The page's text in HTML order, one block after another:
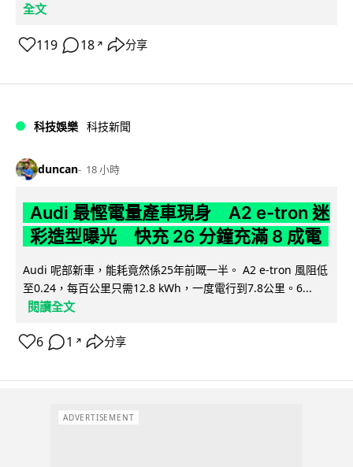
全文
119 18 ↗ 分享
科技娛樂 科技新聞
duncan 18 小時
Audi 最慳電量產車現身 A2 e-tron 迷
彩造型曝光 快充 26 分鐘充滿 8 成電
Audi 呢部新車，能耗竟然係25年前嘅一半。 A2 e-tron 風阻低
至0.24，每百公里只需12.8 kWh，一度電行到7.8公里。6...
閱讀全文
6 1 ↗ 分享
ADVERTISEMENT